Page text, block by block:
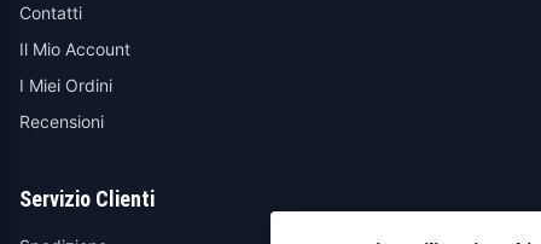
Contatti
Il Mio Account
I Miei Ordini
Recensioni
Servizio Clienti